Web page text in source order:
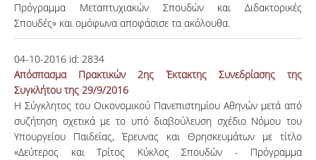
Πρόγραμμα Μεταπτυχιακών Σπουδών και Διδακτορικές
Σπουδές» και ομόφωνα αποφάσισε τα ακόλουθα.
04-10-2016 id: 2834
Απόσπασμα Πρακτικών 2ης Έκτακτης Συνεδρίασης της
Συγκλήτου της 29/9/2016
Η Σύγκλητος του Οικονομικού Πανεπιστημίου Αθηνών μετά από
συζήτηση σχετικά με το υπό διαβούλευση σχέδιο Νόμου του
Υπουργείου Παιδείας, Έρευνας και Θρησκευμάτων με τίτλο
«Δεύτερος και Τρίτος Κύκλος Σπουδών - Πρόγραμμα